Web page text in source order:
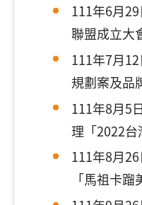
111年6月
聯盟成立大
111年7月
規劃案及品
111年8月5
理「2022台
111年8月
「馬祖卡